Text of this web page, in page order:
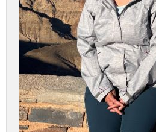
erleben.
Usambara-Berge und
Ihre Route umrundet den
Nordseite, einem weniger
Danach erreichen Sie die
Artenvielfalt und unberührten
das zum Wandern einlädt und